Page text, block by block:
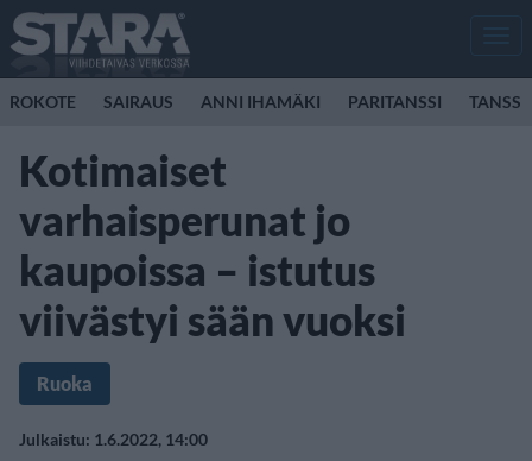
ROKOTE SAIRAUS ANNI IHAMÄKI PARITANSSI TANSSI
Kotimaiset
varhaisperunat jo
kaupoissa – istutus
viivästyi sään vuoksi
Ruoka
Julkaistu: 1.6.2022, 14:00